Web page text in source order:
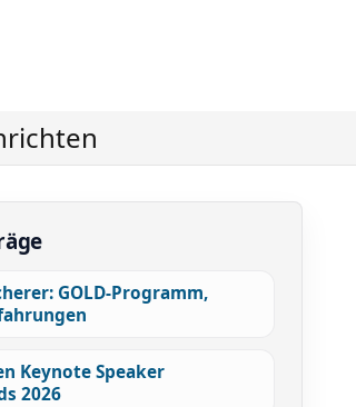
GOLD-Programm,
Keynote Speaker
2026